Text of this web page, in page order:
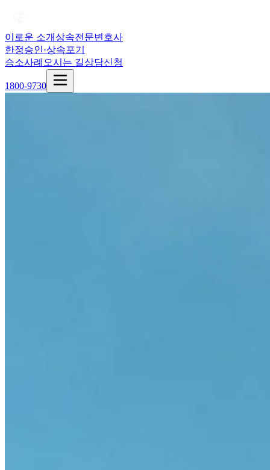
이로운 소개상속전문변호사
한정승인·상속포기
승소사례 오시는 길상담신청
1800-9730